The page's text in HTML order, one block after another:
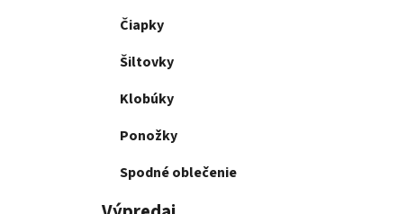
Čiapky
Šiltovky
Klobúky
Ponožky
Spodné oblečenie